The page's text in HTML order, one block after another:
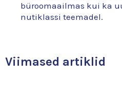
büroomaailmas kui ka
nutiklassi teemadel.
Viimased artiklid